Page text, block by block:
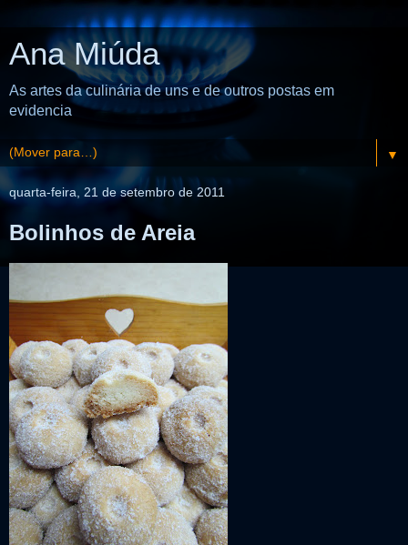
Ana Miúda
As artes da culinária de uns e de outros postas em
evidencia
▼
quarta-feira, 21 de setembro de 2011
Bolinhos de Areia